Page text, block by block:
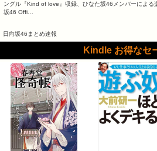
ングル『Kind of love』収録、ひなた坂46メンバーによる
坂46 Offi…
日向坂46まとめ速報
Kindle お得なセ